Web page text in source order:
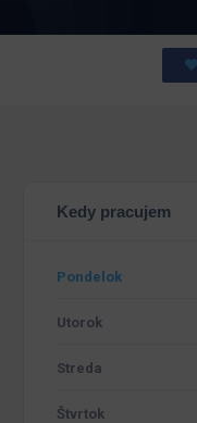
Kedy pracujem
Pondelok
Utorok
Streda
Štvrtok